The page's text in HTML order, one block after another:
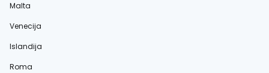
Malta
Venecija
Islandija
Roma